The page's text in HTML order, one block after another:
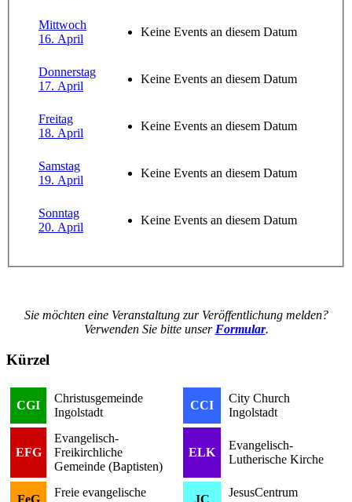
Mittwoch
16. April
Keine Events an diesem Datum
Donnerstag
17. April
Keine Events an diesem Datum
Freitag
18. April
Keine Events an diesem Datum
Samstag
19. April
Keine Events an diesem Datum
Sonntag
20. April
Keine Events an diesem Datum
Sie möchten eine Veranstaltung zur Veröffentlichung melden?
Verwenden Sie bitte unserFormular.
Kürzel
CGI
Christusgemeinde
Ingolstadt
CCI
City Church
Ingolstadt
EFG
Evangelisch-
Freikirchliche
Gemeinde (Baptisten)
ELK
Evangelisch-
Lutherische Kirche
FeG
Freie evangelische
JC
JesusCentrum